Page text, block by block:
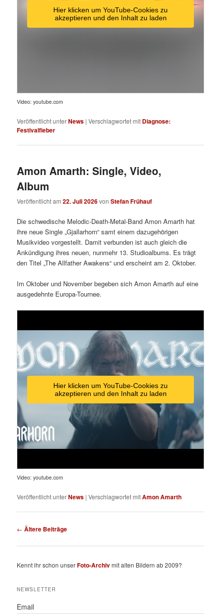
Hier klicken um YouTube-Cookies zu
akzeptieren und den Inhalt zu laden
Video: youtube.com
Veröffentlicht unterNews |Verschlagwortet mit Diagnose:
Festivalfieber
Amon Amarth: Single, Video,
Album
Veröffentlicht am22. Juli 2026vonStefan Frühauf
Die schwedische Melodic-Death-Metal-Band Amon Amarth hat
ihre neue Single „Gjallarhorn“ samt einem dazugehörigen
Musikvideo vorgestellt. Damit verbunden ist auch gleich die
Ankündigung ihres neuen, nunmehr 13. Studioalbums. Es trägt
den Titel „The Allfather Awakens“ und erscheint am 2. Oktober.
Im Oktober und November begeben sich Amon Amarth auf eine
ausgedehnte Europa-Tournee.
Hier klicken um YouTube-Cookies zu
akzeptieren und den Inhalt zu laden
Video: youtube.com
Veröffentlicht unterNews |Verschlagwortet mitAmon Amarth
Beitragsnavigation
← Ältere Beiträge
Kennt ihr schon unserFoto-Archivmit alten Bildern ab 2009?
NEWSLETTER
Email